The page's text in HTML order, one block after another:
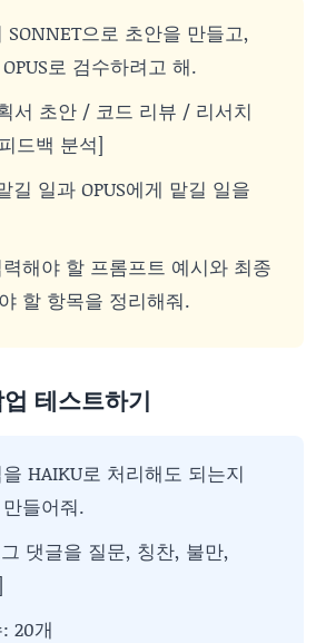
으로 초안을 만들고,
로 검수하려고 해.
서 초안 / 코드 리뷰 / 리서치
드백 분석]
길 일과 OPUS에게 맡길 일을
해야 할 프롬프트 예시와 최종
할 항목을 정리해줘.
테스트하기
HAIKU로 처리해도 되는지
들어줘.
댓글을 질문, 칭찬, 불만,
20개